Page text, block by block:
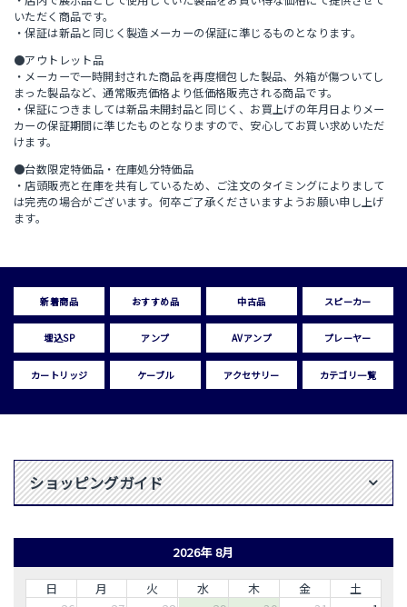
いただく商品です。
・保証は新品と同じく製造メーカーの保証に準じるものとなります。
●アウトレット品
・メーカーで一時開封された商品を再度梱包した製品、外箱が傷ついてし
まった製品など、通常販売価格より低価格販売される商品です。
・保証につきましては新品未開封品と同じく、お買上げの年月日よりメー
カーの保証期間に準じたものとなりますので、安心してお買い求めいただ
けます。
●台数限定特価品・在庫処分特価品
・店頭販売と在庫を共有しているため、ご注文のタイミングによりまして
は完売の場合がございます。何卒ご了承くださいますようお願い申し上げ
ます。
新着商品 おすすめ品 中古品 スピーカー
埋込SP アンプ AVアンプ プレーヤー
カートリッジ ケーブル アクセサリー カテゴリ一覧
ショッピングガイド
2026年 8月
日 月 火 水 木 金
土